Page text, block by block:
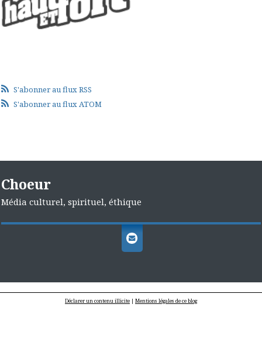
S'abonner au flux RSS
S'abonner au flux ATOM
Choeur
Média culturel, spirituel, éthique
Déclarer un contenu illicite | Mentions légales de ce blog